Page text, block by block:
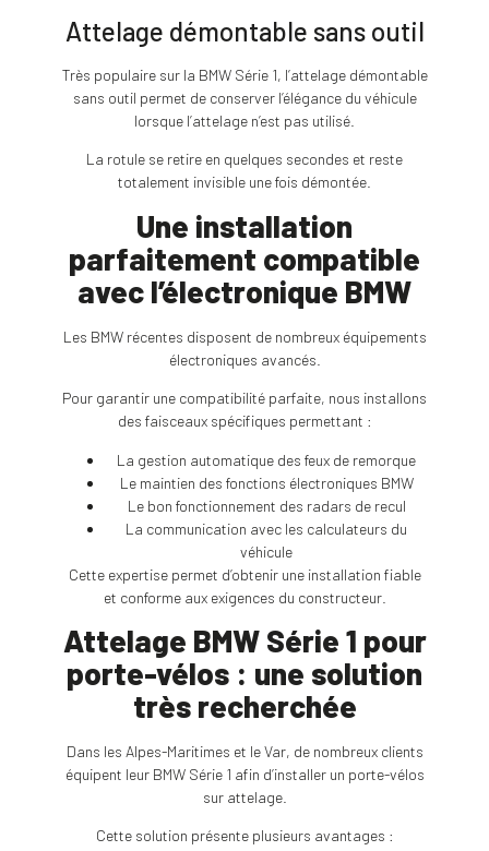
Attelage démontable sans outil
Très populaire sur la BMW Série 1, l’attelage démontable
sans outil permet de conserver l’élégance du véhicule
lorsque l’attelage n’est pas utilisé.
La rotule se retire en quelques secondes et reste
totalement invisible une fois démontée.
Une installation
parfaitement compatible
avec l’électronique BMW
Les BMW récentes disposent de nombreux équipements
électroniques avancés.
Pour garantir une compatibilité parfaite, nous installons
des faisceaux spécifiques permettant :
La gestion automatique des feux de remorque
Le maintien des fonctions électroniques BMW
Le bon fonctionnement des radars de recul
La communication avec les calculateurs du
véhicule
Cette expertise permet d’obtenir une installation fiable
et conforme aux exigences du constructeur.
Attelage BMW Série 1 pour
porte-vélos : une solution
très recherchée
Dans les Alpes-Maritimes et le Var, de nombreux clients
équipent leur BMW Série 1 afin d’installer un porte-vélos
sur attelage.
Cette solution présente plusieurs avantages :